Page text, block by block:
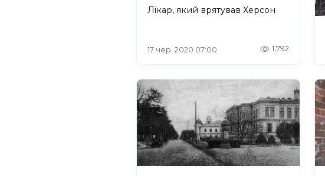
Лікар, який врятував Херсон
17 чер. 2020 07:00 1,792